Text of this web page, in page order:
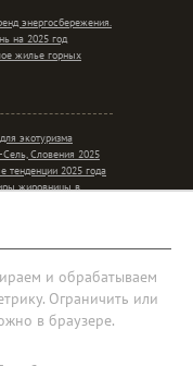
энергосбережения.
на 2025 год
жилье горных
экотуризма
Словения 2025
2025 года
жировницы в
данных
и обрабатываем
Ограничить или
в браузере.